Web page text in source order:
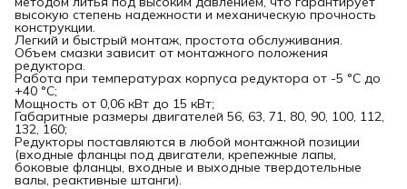
высокую степень надежности и механическую прочность
конструкции.
Легкий и быстрый монтаж, простота обслуживания.
Объем смазки зависит от монтажного положения
редуктора.
Работа при температурах корпуса редуктора от -5 °C до
+40 °C;
Мощность от 0,06 кВт до 15 кВт;
Габаритные размеры двигателей 56, 63, 71, 80, 90, 100, 112,
132, 160;
Редукторы поставляются в любой монтажной позиции
(входные фланцы под двигатели, крепежные лапы,
боковые фланцы, входные и выходные твердотельные
валы, реактивные штанги).